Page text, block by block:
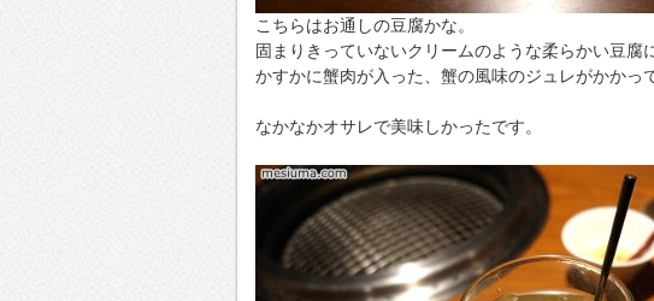
こちらはお通しの豆腐かな。
固まりきっていないクリームのような柔らかい豆腐に
かすかに蟹肉が入った、蟹の風味のジュレがかかっ
なかなかオサレで美味しかったです。